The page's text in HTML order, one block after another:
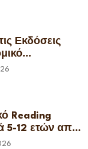
Εκδόσεις
Reading
5-12 ετών από